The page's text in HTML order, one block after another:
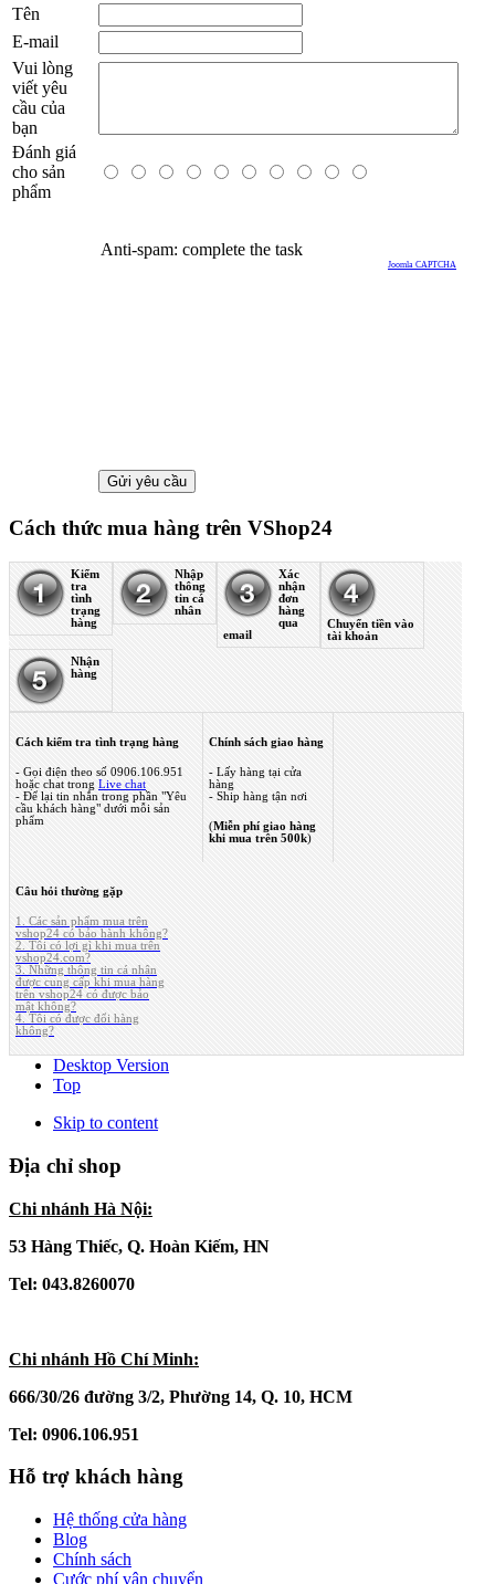
Tên
E-mail
Vui lòng
viết yêu
cầu của
bạn
Đánh giá
cho sản
phẩm
Anti-spam: complete the task
Joomla CAPTCHA
Cách thức mua hàng trên VShop24
Kiểm
tra
tình
trạng
hàng
Nhập
thông
tin cá
nhân
Xác
nhận
đơn
hàng
qua
email
Chuyển tiền vào
tài khoản
Nhận
hàng
Cách kiểm tra tình trạng hàng
- Gọi điện theo số 0906.106.951
hoặc chat trong Live chat
- Để lại tin nhắn trong phần "Yêu
cầu khách hàng" dưới mỗi sản
phẩm
Chính sách giao hàng
- Lấy hàng tại cửa
hàng
- Ship hàng tận nơi
(Miễn phí giao hàng
khi mua trên 500k)
Câu hỏi thường gặp
1. Các sản phẩm mua trên
vshop24 có bảo hành không?
2. Tôi có lợi gì khi mua trên
vshop24.com?
3. Những thông tin cá nhân
được cung cấp khi mua hàng
trên vshop24 có được bảo
mật không?
4. Tôi có được đổi hàng
không?
Desktop Version
Top
Skip to content
Địa chỉ shop
Chi nhánh Hà Nội:
53 Hàng Thiếc, Q. Hoàn Kiếm, HN
Tel: 043.8260070
Chi nhánh Hồ Chí Minh:
666/30/26 đường 3/2, Phường 14, Q. 10, HCM
Tel: 0906.106.951
Hỗ trợ khách hàng
Hệ thống cửa hàng
Blog
Chính sách
Cước phí vận chuyển